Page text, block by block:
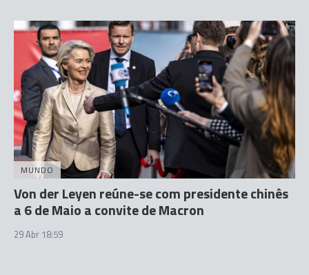
MUNDO
Von der Leyen reúne-se com presidente chinês
a 6 de Maio a convite de Macron
29 Abr 18:59